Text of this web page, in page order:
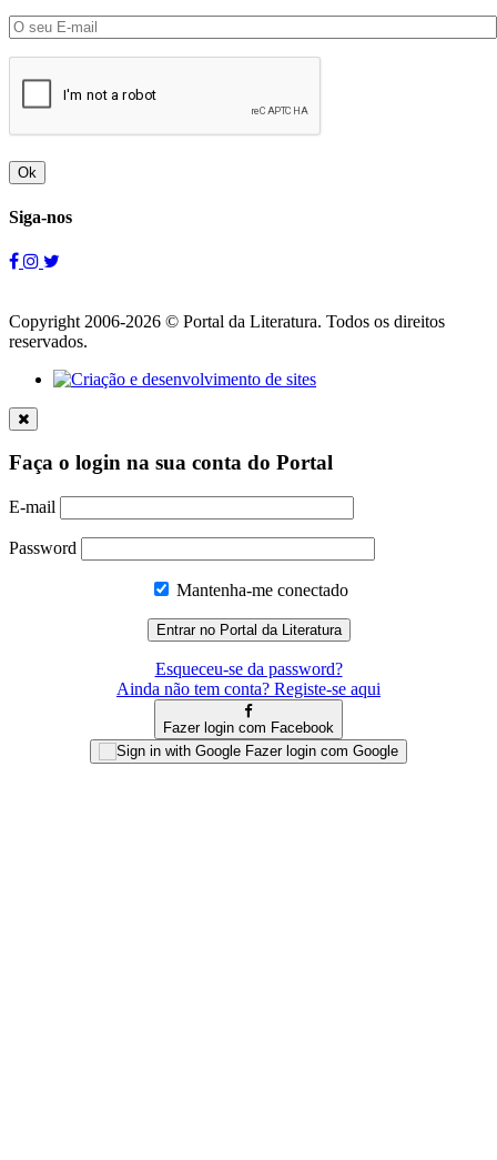
Ok
Siga-nos
Copyright 2006-2026 © Portal da Literatura. Todos os direitos
reservados.
Faça o login na sua conta do Portal
E-mail
Password
Mantenha-me conectado
Esqueceu-se da password?
Ainda não tem conta? Registe-se aqui
Fazer login com Facebook
Fazer login com Google